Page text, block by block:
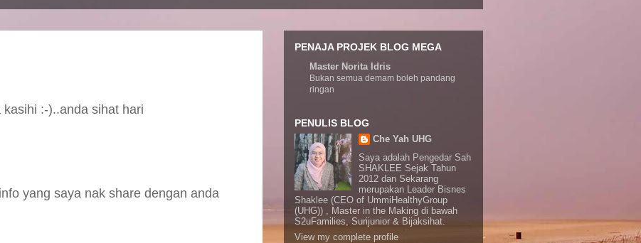
:-)..anda sihat hari
yang saya nak share dengan anda
PENAJA PROJEK BLOG MEGA
Master Norita Idris
Bukan semua demam boleh pandang
ringan
PENULIS BLOG
Che Yah UHG
Saya adalah Pengedar Sah
SHAKLEE Sejak Tahun
2012 dan Sekarang
merupakan Leader Bisnes
Shaklee (CEO of UmmiHealthyGroup
(UHG)) , Master in the Making di bawah
S2uFamilies, Surijunior & Bijaksihat.
View my complete profile